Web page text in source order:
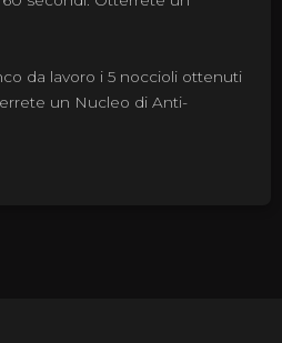
da lavoro i 5 noccioli ottenuti
un Nucleo di Anti-